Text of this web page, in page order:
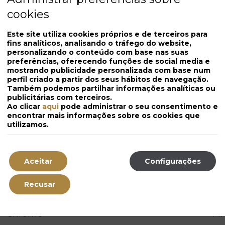
de utilização que fazem os utilizadores do
à informação das
S.L., a empresa que presta ao
sítio. Os terceiros que tiverem armazenado
preferências sobre
cookies de forma automática, mas pode
quiser guardar uma cookie. Pode fazê-lo
Chrome
cookies
Este site utiliza cookies próprios e de terceiros para
fins analíticos, analisando o tráfego do website,
personalizando o conteúdo com base nas suas
preferências, oferecendo funções de social media e
mostrando publicidade personalizada com base num
perfil criado a partir dos seus hábitos de navegação.
Também podemos partilhar informações analíticas ou
publicitárias com terceiros.
Ao clicar aqui pode administrar o seu consentimento e
encontrar mais informações sobre os cookies que
utilizamos.
Aceitar Configurações
Recusar